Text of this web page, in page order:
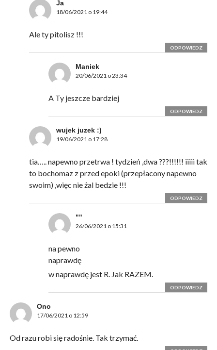
Ja
18/06/2021 o 19:44
Ale ty pitolisz !!!
ODPOWIEDZ
Maniek
20/06/2021 o 23:34
A Ty jeszcze bardziej
ODPOWIEDZ
wujek juzek :)
19/06/2021 o 17:28
tia….. napewno przetrwa ! tydzień ,dwa ???!!!!!! iiiii tak
to bochomaz z przed epoki (przepłacony napewno
swoim) ,więc nie żal bedzie !!!
ODPOWIEDZ
""
26/06/2021 o 15:31
na pewno
naprawdę
w naprawdę jest R. Jak RAZEM.
ODPOWIEDZ
Ono
17/06/2021 o 12:59
Od razu robi się radośnie. Tak trzymać.